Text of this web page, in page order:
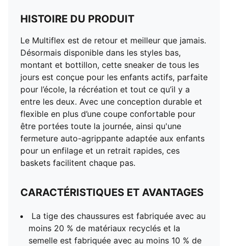
HISTOIRE DU PRODUIT
Le Multiflex est de retour et meilleur que jamais.
Désormais disponible dans les styles bas,
montant et bottillon, cette sneaker de tous les
jours est conçue pour les enfants actifs, parfaite
pour l’école, la récréation et tout ce qu’il y a
entre les deux. Avec une conception durable et
flexible en plus d’une coupe confortable pour
être portées toute la journée, ainsi qu'une
fermeture auto-agrippante adaptée aux enfants
pour un enfilage et un retrait rapides, ces
baskets facilitent chaque pas.
CARACTÉRISTIQUES ET AVANTAGES
La tige des chaussures est fabriquée avec au
moins 20 % de matériaux recyclés et la
semelle est fabriquée avec au moins 10 % de